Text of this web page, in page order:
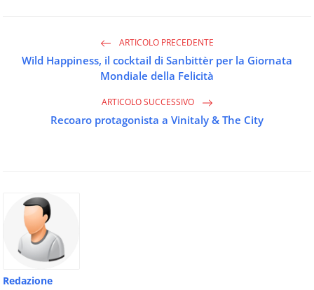
ARTICOLO PRECEDENTE
Wild Happiness, il cocktail di Sanbittèr per la Giornata
Mondiale della Felicità
ARTICOLO SUCCESSIVO
Recoaro protagonista a Vinitaly & The City
Redazione